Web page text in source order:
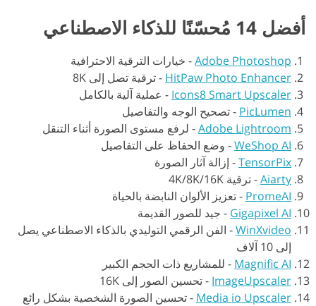
أفضل 14 مُحسّنًا للذكاء الاصطناعي
Adobe Photoshop
- خيارات الترقية الاحترافية
HitPaw Photo Enhancer
-ترقية تصل إلى 8K
Icons8 Smart Upscaler
- عملية آلية بالكامل
PicLumen
-تصحيح الوجه والتفاصيل
Adobe Lightroom
- لرفع مستوى الصورة أثناء التنقل
WeShop AI
- وضع الحفاظ على التفاصيل
TensorPix
- إزالة آثار الصورة
Aiarty
-ترقية 4K/8K/16K
PromeAI
-تعزيز الألوان النابضة بالحياة
Gigapixel AI
- جيد للصور القديمة
WinXvideo
- الفن الرقمي التوليدي بالذكاء الاصطناعي يصل
إلى 10 آلاف
Magnific AI
- للمشاريع ذات الحجم الكبير
ImageUpscaler
-تحسين الصور إلى 16K
Media io Upscaler
-تحسين الصورة الشخصية بشكل رائع